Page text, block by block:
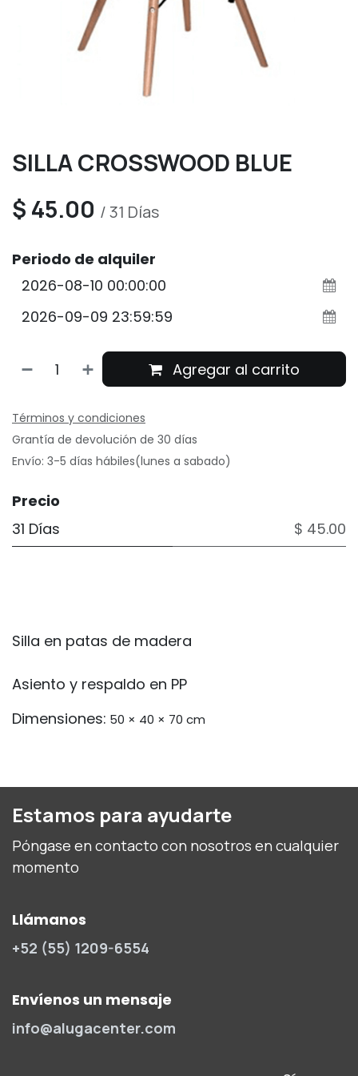
SILLA CROSSWOOD BLUE
$ 45.00 /31 Días
Periodo de alquiler
Agregar al carrito
Términos y condiciones
Grantía de devolución de 30 días
Envío: 3-5 días hábiles(lunes a sabado)
Precio
31 Días
$ 45.00
Silla en patas de madera
Asiento y respaldo en PP
Dimensiones: 50 × 40 × 70 cm
Estamos para ayudarte
Póngase en contacto con nosotros en cualquier
momento
Llámanos
+52 (55) 1209-6554
Envíenos un mensaje
info@alugacenter.com